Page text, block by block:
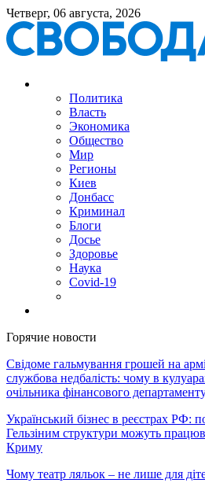
Четверг, 06 августа, 2026
Политика
Власть
Экономика
Общество
Мир
Регионы
Киев
Донбасс
Криминал
Блоги
Досье
Здоровье
Наука
Covid-19
Горячие новости
Свідоме гальмування грошей на
службова недбалість: чому в
очільника фінансового
Український бізнес в реєстрах РФ:
Гельзіним структури можуть
Криму
Чому театр ляльок – не лише для